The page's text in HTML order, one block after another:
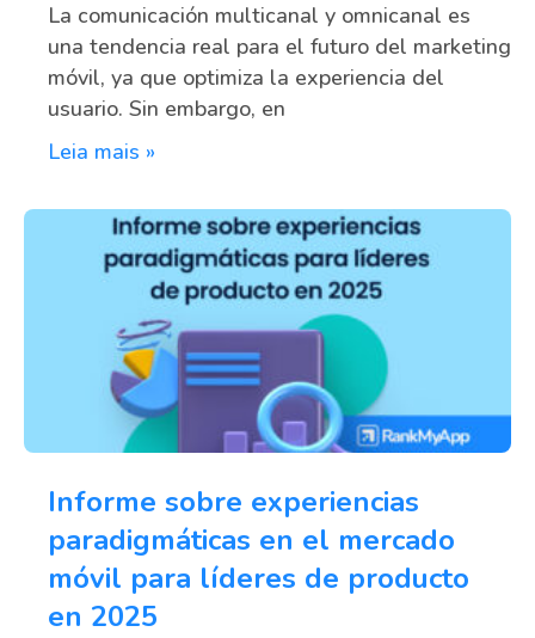
La comunicación multicanal y omnicanal es
una tendencia real para el futuro del marketing
móvil, ya que optimiza la experiencia del
usuario. Sin embargo, en
Leia mais »
Informe sobre experiencias
paradigmáticas en el mercado
móvil para líderes de producto
en 2025